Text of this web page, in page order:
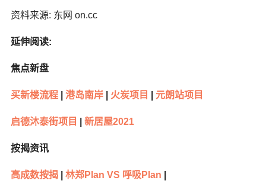
资料来源: 东网 on.cc
延伸阅读:
焦点新盘
买新楼流程| 港岛南岸| 火炭项目 元朗站项目
启德沐泰街项目 新居屋2021
按揭资讯
高成数按揭| 林郑Plan VS 呼吸Plan